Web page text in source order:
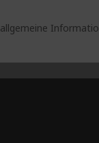
allgemeine